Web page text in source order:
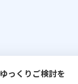
ゆっくりご検討を